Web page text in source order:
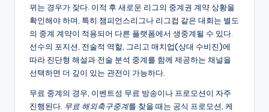
뀌는 경우가 잦다. 이적 후 새로운 리그의 중계권 계약 상황을
확인해야 하며, 특히 챔피언스리그나 리그컵 같은 대회는 별도
의 중계 계약이 적용되어 다른 플랫폼에서 생중계될 수 있다.
선수의 포지션, 전술적 역할, 그리고 매치업(상대 수비진)에
따라 진단형 해설과 전술 분석 중계를 함께 제공하는 채널을
선택하면 더 깊이 있는 관전이 가능하다.
무료 중계의 경우, 이벤트성 무료 방송이나 프로모션이 자주
진행된다. 무료 해외축구중계를 찾을 때는 공식 프로모션, 케